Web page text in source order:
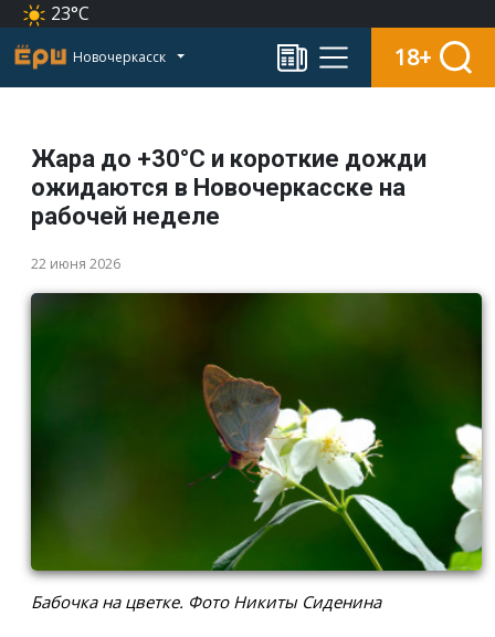
23°C
Новочеркасск 18+
Жара до +30°С и короткие дожди
ожидаются в Новочеркасске на
рабочей неделе
22 июня 2026
Бабочка на цветке. Фото Никиты Сиденина